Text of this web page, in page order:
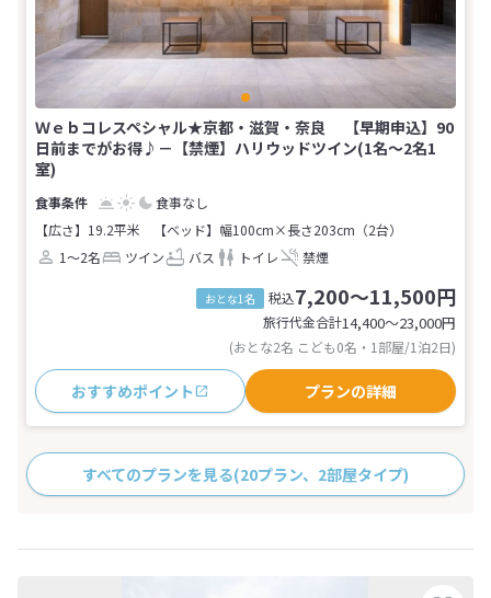
Ｗｅｂコレスペシャル★京都・滋賀・奈良 【早期申込】90
日前までがお得♪－【禁煙】ハリウッドツイン(1名～2名1
室)
食事なし
【広さ】19.2平米
【ベッド】幅100cm×長さ203cm（2台）
1～2名
ツイン バス トイレ 禁煙
おとな1名 税込7,200～11,500円
旅行代金合計14,400〜23,000円
(おとな2名 こども0名・1部屋/1泊2日)
おすすめポイント プランの詳細
すべてのプランを見る(20プラン、2部屋タイプ)